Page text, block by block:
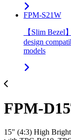
FPM-S21W
【Slim Bezel
design
models
FPM-
15" (4:3) High